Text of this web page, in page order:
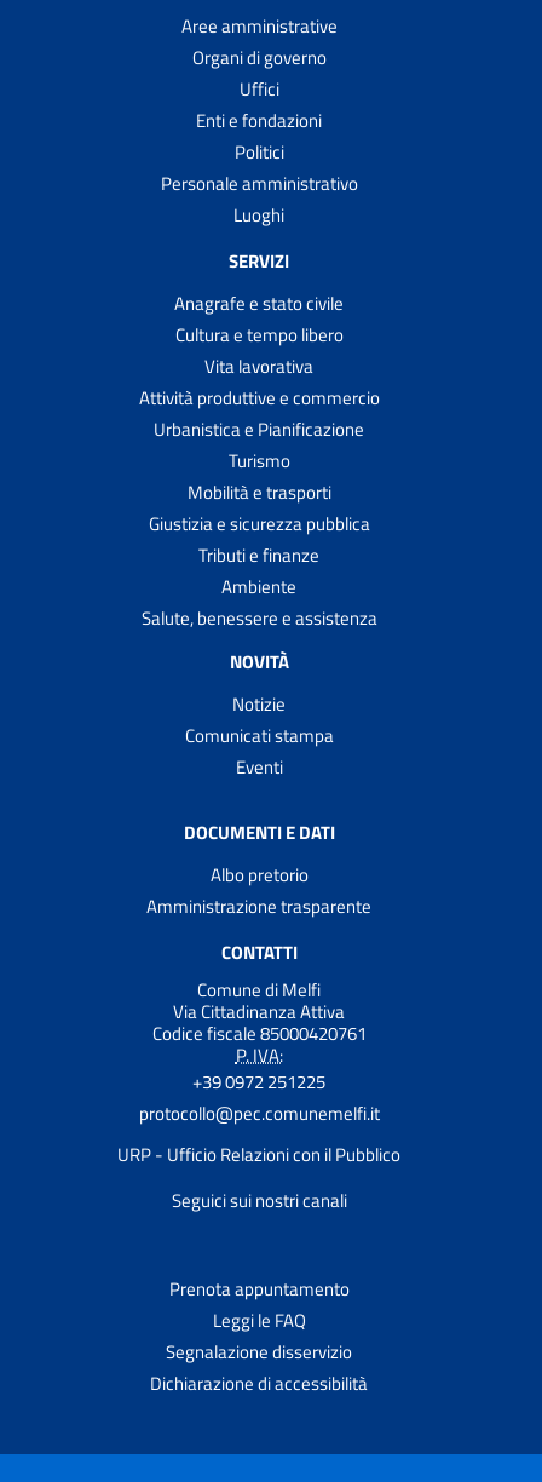
Aree amministrative
Organi di governo
Uffici
Enti e fondazioni
Politici
Personale amministrativo
Luoghi
SERVIZI
Anagrafe e stato civile
Cultura e tempo libero
Vita lavorativa
Attività produttive e commercio
Urbanistica e Pianificazione
Turismo
Mobilità e trasporti
Giustizia e sicurezza pubblica
Tributi e finanze
Ambiente
Salute, benessere e assistenza
NOVITÀ
Notizie
Comunicati stampa
Eventi
DOCUMENTI E DATI
Albo pretorio
Amministrazione trasparente
CONTATTI
Comune di Melfi
Via Cittadinanza Attiva
Codice fiscale 85000420761
P. IVA:
+39 0972 251225
protocollo@pec.comunemelfi.it
URP - Ufficio Relazioni con il Pubblico
Seguici sui nostri canali
Prenota appuntamento
Leggi le FAQ
Segnalazione disservizio
Dichiarazione di accessibilità